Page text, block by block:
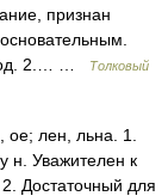
признан
2.… …
Толковый
лен, льна. 1.
Уважителен к
Достаточный для